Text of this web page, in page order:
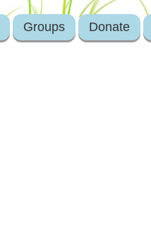
Groups Donate